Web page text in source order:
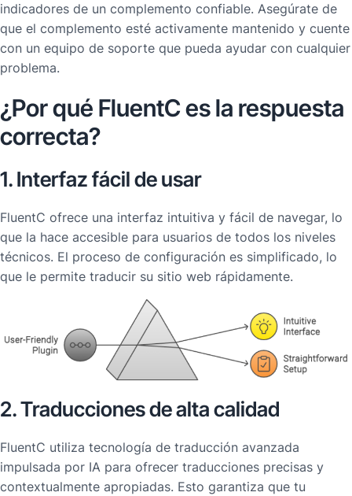
indicadores de un complemento confiable. Asegúrate de
que el complemento esté activamente mantenido y cuente
con un equipo de soporte que pueda ayudar con cualquier
problema.
¿Por qué FluentC es la respuesta
correcta?
1. Interfaz fácil de usar
FluentC ofrece una interfaz intuitiva y fácil de navegar, lo
que la hace accesible para usuarios de todos los niveles
técnicos. El proceso de configuración es simplificado, lo
que le permite traducir su sitio web rápidamente.
2. Traducciones de alta calidad
FluentC utiliza tecnología de traducción avanzada
impulsada por IA para ofrecer traducciones precisas y
contextualmente apropiadas. Esto garantiza que tu